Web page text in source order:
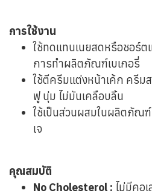
การใช้งาน
ใช้ทดแทนเนยสดหรือชอร์ต
การทำผลิตภัณฑ์เบเกอรี่
ใช้ตีครีมแต่งหน้าเค้ก ครีมส
ฟู นุ่ม ไม่มันเคลือบลิ้น
ใช้เป็นส่วนผสมในผลิตภัณ
เจ
คุณสมบัติ
No Cholesterol : ไม่มีคอ